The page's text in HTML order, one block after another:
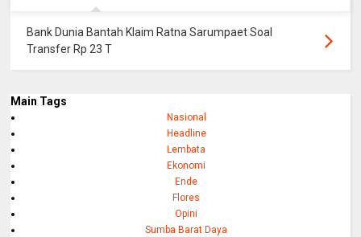
Bank Dunia Bantah Klaim Ratna Sarumpaet Soal
Transfer Rp 23 T
Main Tags
Nasional
Headline
Lembata
Ekonomi
Ende
Flores
Opini
Sumba Barat Daya